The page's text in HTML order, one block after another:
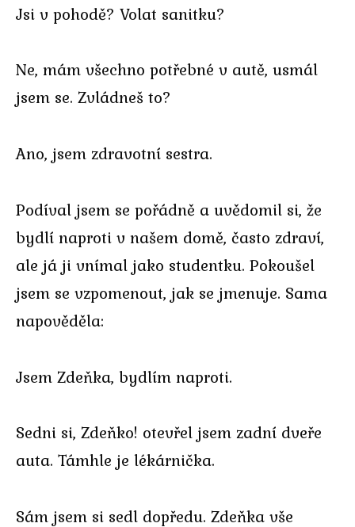
Jsi v pohodě? Volat sanitku?
Ne, mám všechno potřebné v autě, usmál
jsem se. Zvládneš to?
Ano, jsem zdravotní sestra.
Podíval jsem se pořádně a uvědomil si, že
bydlí naproti v našem domě, často zdraví,
ale já ji vnímal jako studentku. Pokoušel
jsem se vzpomenout, jak se jmenuje. Sama
napověděla:
Jsem Zdeňka, bydlím naproti.
Sedni si, Zdeňko! otevřel jsem zadní dveře
auta. Támhle je lékárnička.
Sám jsem si sedl dopředu. Zdeňka vše